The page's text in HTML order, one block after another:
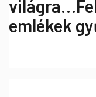
emlékek